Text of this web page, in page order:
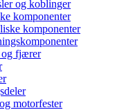
og koblinger
komponenter
komponenter
og fjærer
motorfester